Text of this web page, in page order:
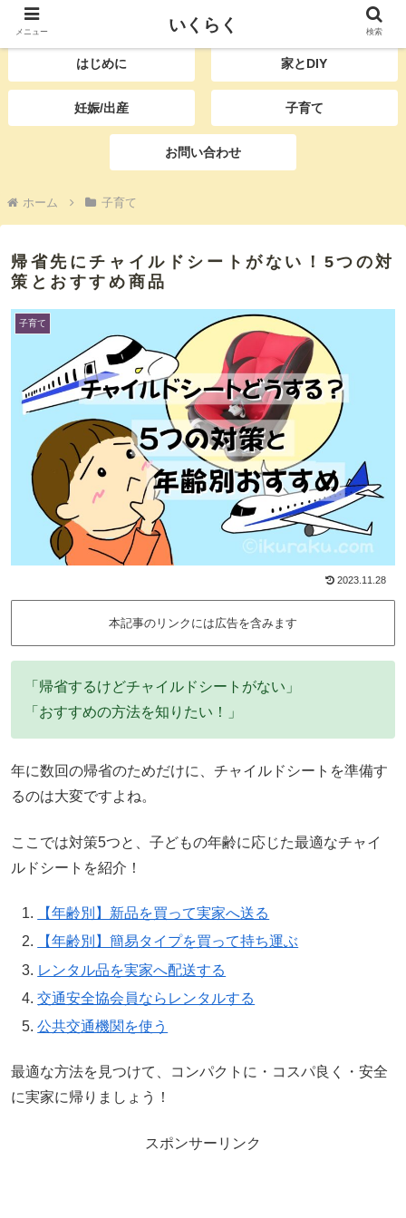
育児をもっと楽に、DIYももっと楽しく
はじめに 家とDIY
妊娠/出産 子育て
お問い合わせ
ホーム 子育て
帰省先にチャイルドシートがない！5つの対
策とおすすめ商品
子育て
2023.11.28
本記事のリンクには広告を含みます
「帰省するけどチャイルドシートがない」
「おすすめの方法を知りたい！」
年に数回の帰省のためだけに、チャイルドシートを準備す
るのは大変ですよね。
ここでは対策5つと、子どもの年齢に応じた最適なチャイ
ルドシートを紹介！
【年齢別】新品を買って実家へ送る
【年齢別】簡易タイプを買って持ち運ぶ
レンタル品を実家へ配送する
交通安全協会員ならレンタルする
公共交通機関を使う
最適な方法を見つけて、コンパクトに・コスパ良く・安全
に実家に帰りましょう！
スポンサーリンク
メニュー いくらく 検索